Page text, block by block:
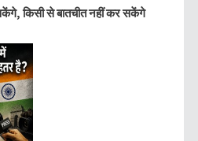
किसी से बातचीत नहीं कर सकेंगे